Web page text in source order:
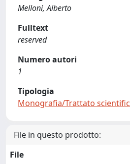
Melloni, Alberto
Fulltext
reserved
Numero autori
1
Tipologia
Monografia/Trattato
File in questo prodotto:
File